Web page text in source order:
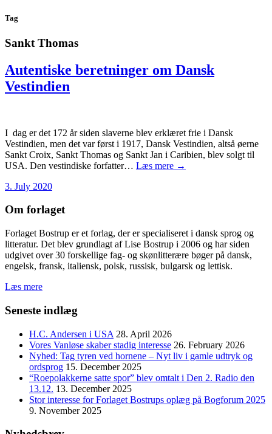
Tag
Sankt Thomas
Autentiske beretninger om Dansk
Vestindien
I dag er det 172 år siden slaverne blev erklæret frie i Dansk
Vestindien, men det var først i 1917, Dansk Vestindien, altså øerne
Sankt Croix, Sankt Thomas og Sankt Jan i Caribien, blev solgt til
USA. Den vestindiske forfatter… Læs mere →
3. July 2020
Om forlaget
Forlaget Bostrup er et forlag, der er specialiseret i dansk sprog og
litteratur. Det blev grundlagt af Lise Bostrup i 2006 og har siden
udgivet over 30 forskellige fag- og skønlitterære bøger på dansk,
engelsk, fransk, italiensk, polsk, russisk, bulgarsk og lettisk.
Læs mere
Seneste indlæg
H.C. Andersen i USA 28. April 2026
Vores Vanløse skaber stadig interesse 26. February 2026
Nyhed: Tag tyren ved hornene – Nyt liv i gamle udtryk og
ordsprog 15. December 2025
“Roepolakkerne satte spor” blev omtalt i Den 2. Radio den
13.12. 13. December 2025
Stor interesse for Forlaget Bostrups oplæg på Bogforum 2025
9. November 2025